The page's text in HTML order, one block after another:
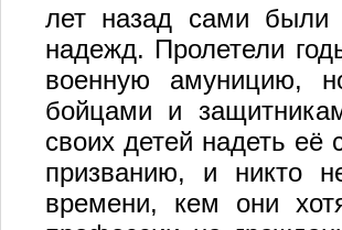
лет назад сами
надежд. Пролетели
военную амуницию,
бойцами и
своих детей надеть
призванию, и никто
времени, кем они